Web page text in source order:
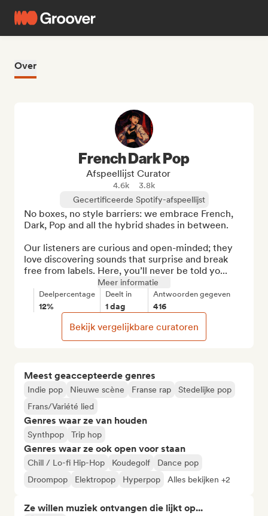
Over
Meest geaccepteerde genres
Indie pop Nieuwe scène Franse rap
Stedelijke pop
Frans/Variété lied
Genres waar ze van houden
Synthpop Trip hop
Genres waar ze ook open voor staan
Chill / Lo-fi Hip-Hop Koudegolf
Dance pop
Droompop
Elektropop Hyperpop Alles bekijken +2
Ze willen muziek ontvangen die lijkt op...
French Dark Pop
Afspeellijst Curator
4.6k
3.8k
Gecertificeerde Spotify-afspeellijst
No boxes, no style barriers: we embrace French,
Dark, Pop and all the hybrid shades in between.
Our listeners are curious and open-minded; they
love discovering sounds that surprise and break
free from labels. Here, you’ll never be told yo...
Meer informatie
Deelpercentage
12%
Deelt in
1 dag
Antwoorden gegeven
416
Bekijk vergelijkbare curatoren